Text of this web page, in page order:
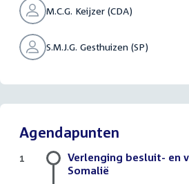
M.C.G. Keijzer (CDA)
S.M.J.G. Gesthuizen (SP)
Agendapunten
Verlenging besluit- en
Somalië
1